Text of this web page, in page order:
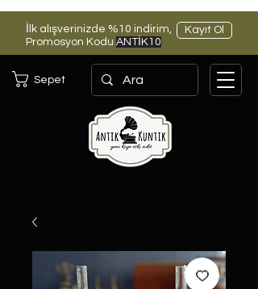
İlk alışverinizde %10 indirim,
Promosyon Kodu ANTİK10
Kayıt Ol
Sepet